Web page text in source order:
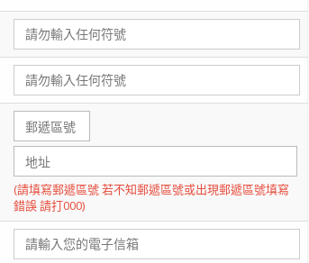
(請填寫郵遞區號 若不知郵遞區號或出現郵遞區號填寫
錯誤 請打000)